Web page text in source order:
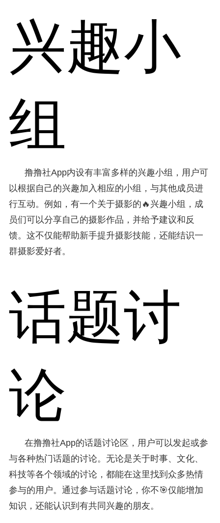
兴趣小
组
撸撸社App内设有丰富多样的兴趣小组，用户可
以根据自己的兴趣加入相应的小组，与其他成员进
行互动。例如，有一个关于摄影的🔥兴趣小组，成
员们可以分享自己的摄影作品，并给予建议和反
馈。这不仅能帮助新手提升摄影技能，还能结识一
群摄影爱好者。
话题讨
论
在撸撸社App的话题讨论区，用户可以发起或参
与各种热门话题的讨论。无论是关于时事、文化、
科技等各个领域的讨论，都能在这里找到众多热情
参与的用户。通过参与话题讨论，你不🎯仅能增加
知识，还能认识到有共同兴趣的朋友。